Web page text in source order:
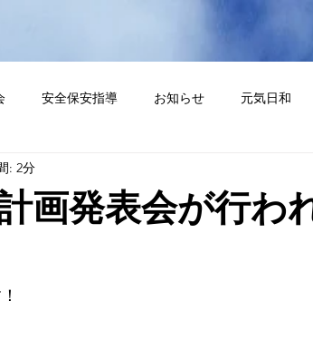
安全保安指導 お知らせ 元気日和
通信
画発表会が行わ
: 2分